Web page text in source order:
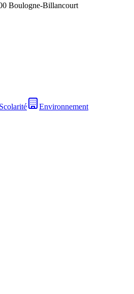
Boulogne-Billancourt
Scolarité Environnement